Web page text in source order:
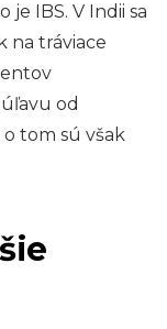
IBS. V Indii sa
na tráviace
od
tom sú však